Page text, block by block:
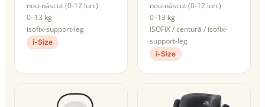
nou-născut (0-12 luni)
0–13 kg
isofix-support-leg
i-Size
nou-născut (0-12 luni)
0–13 kg
ISOFIX / centură / isofix-
support-leg
i-Size